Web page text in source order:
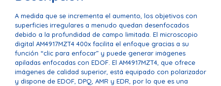
A medida que se incrementa el aumento, los objetivos con
superficies irregulares a menudo quedan desenfocados
debido a la profundidad de campo limitada. El microscopio
digital AM4917MZT4 400x facilita el enfoque gracias a su
función “clic para enfocar” y puede generar imágenes
apiladas enfocadas con EDOF. El AM4917MZT4, que ofrece
imágenes de calidad superior, está equipado con polarizador
y dispone de EDOF, DPQ, AMR y EDR, por lo que es una